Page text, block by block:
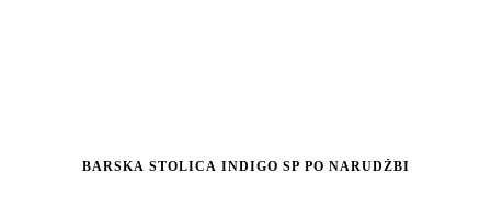
BARSKA STOLICA INDIGO SP PO NARUDŽBI